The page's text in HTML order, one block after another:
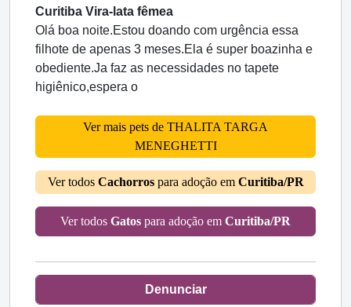
Curitiba Vira-lata fêmea
Olá boa noite.Estou doando com urgência essa
filhote de apenas 3 meses.Ela é super boazinha e
obediente.Ja faz as necessidades no tapete
higiênico,espera o
Ver mais pets de THALITA TARGA
MENEGHETTI
Ver todos Cachorrospara adoção em Curitiba/PR
Ver todos Gatos para adoção em Curitiba/PR
Denunciar